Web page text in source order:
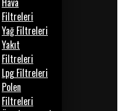
Filtreleri
Yağ Filtreleri
Yakıt
Filtreleri
Lpg Filtreleri
Polen
Filtreleri